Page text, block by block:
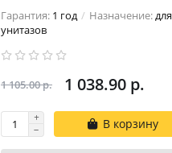
Гарантия: 1 год Назначение:для
унитазов
1 105.00 р. 1 038.90 р.
В корзину